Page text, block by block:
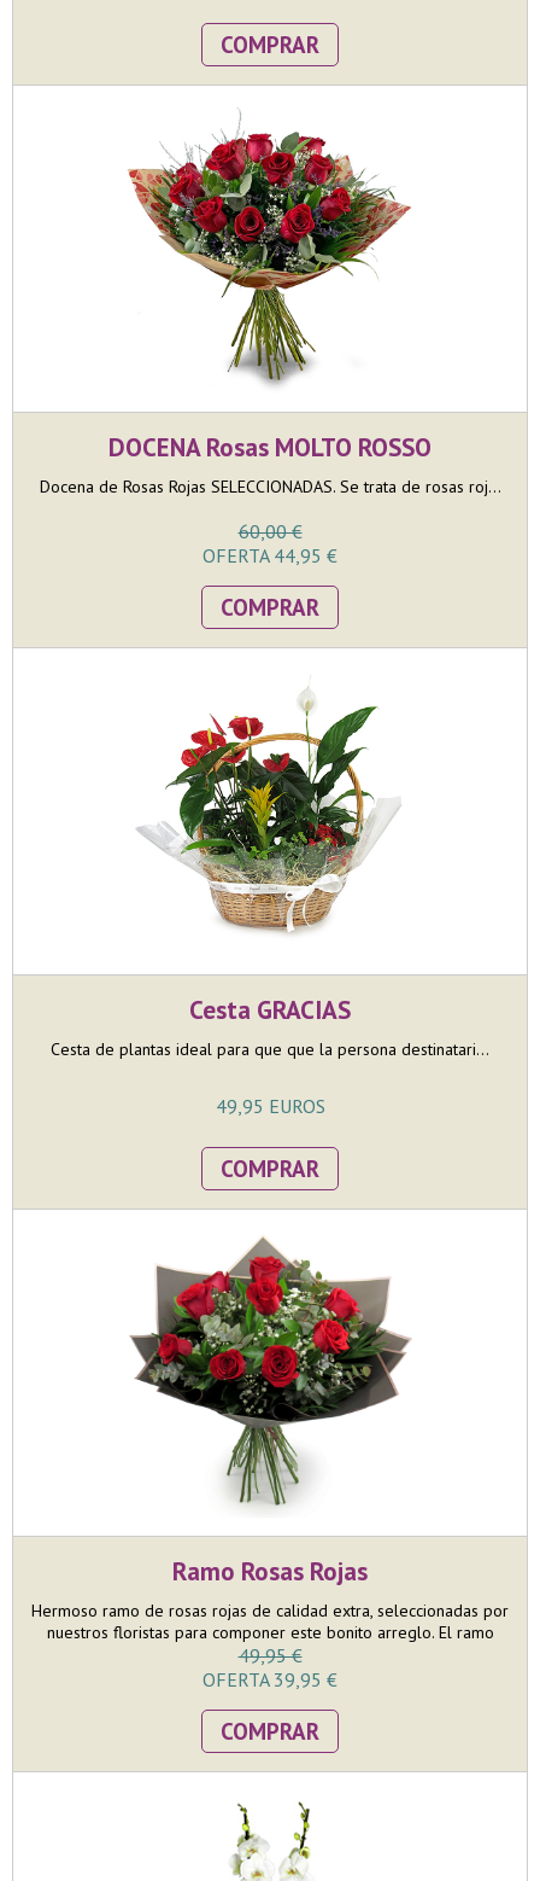
COMPRAR
DOCENA Rosas MOLTO ROSSO
Docena de Rosas Rojas SELECCIONADAS. Se trata de rosas roj...
60,00 €
OFERTA 44,95 €
COMPRAR
Cesta GRACIAS
Cesta de plantas ideal para que que la persona destinatari...
49,95 EUROS
COMPRAR
Ramo Rosas Rojas
Hermoso ramo de rosas rojas de calidad extra, seleccionadas por
nuestros floristas para componer este bonito arreglo. El ramo
está compuesto por 9 rosas rojas y terminado con su paniculata y
verdes decoratiovos, entre los que destaca el eucalipto.
49,95 €
OFERTA 39,95 €
COMPRAR